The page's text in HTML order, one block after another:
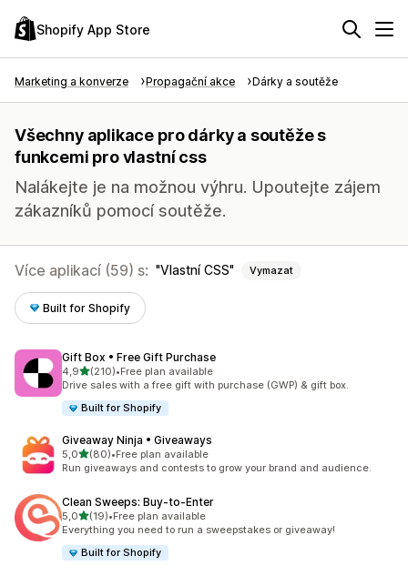
Shopify App Store
Marketing a konverze Propagační akce Dárky a soutěže
Všechny aplikace pro dárky a soutěže s
funkcemi pro vlastní css
Nalákejte je na možnou výhru. Upoutejte zájem
zákazníků pomocí soutěže.
Více aplikací (59) s: Vlastní CSS Vymazat
Built for Shopify
Gift Box • Free Gift Purchase
4,9z 5 hvězd
(210)
Celkový počet recenzí: 210
•Free plan available
Drive sales with a free gift with purchase (GWP) & gift box.
Built for Shopify
Giveaway Ninja • Giveaways
5,0z 5 hvězd
(80)
Celkový počet recenzí: 80
•Free plan available
Run giveaways and contests to grow your brand and audience.
Clean Sweeps: Buy‑to‑Enter
5,0z 5 hvězd
(19)
Celkový počet recenzí: 19
•Free plan available
Everything you need to run a sweepstakes or giveaway!
Built for Shopify